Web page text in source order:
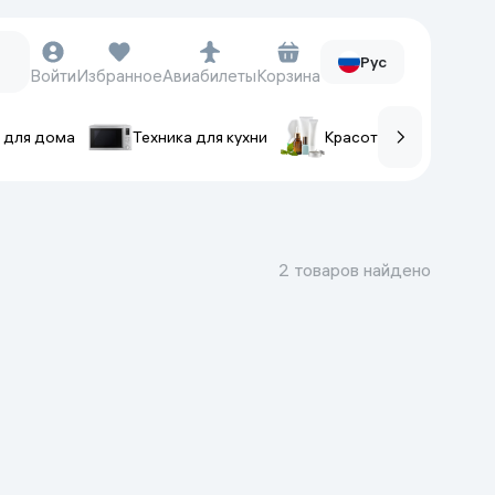
ВойтиИзбранноеАвиабилетыКорзина
Рус
для дома Техника для кухни Красота и уход
2 товаров найдено